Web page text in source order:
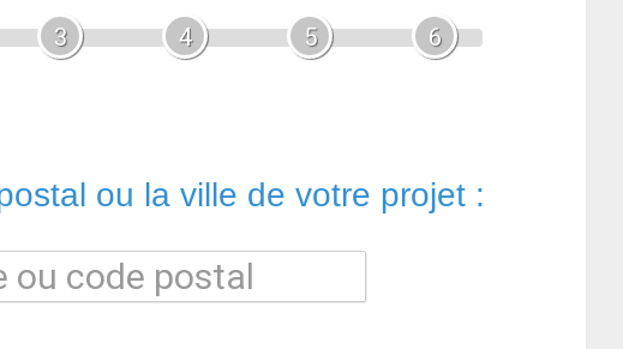
3 4 5 6
ou la ville de votre projet :